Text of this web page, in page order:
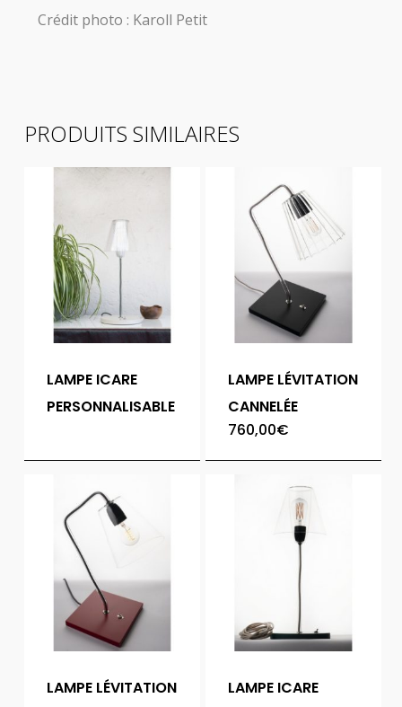
Crédit photo : Karoll Petit
PRODUITS SIMILAIRES
LAMPE ICARE
PERSONNALISABLE
LAMPE LÉVITATION
CANNELÉE
760,00€
LAMPE LÉVITATION
LAMPE ICARE